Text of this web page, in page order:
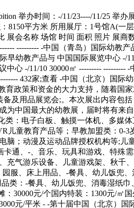
22100㎡ --------- --------- （取消）-中国（北京）国际幼教 中国国际展览中心 -/7/3 16820㎡ --------- --------- -中国（北京）国际早幼教产品与 中国国际展览中心 -/11/4 21730㎡ --------- 159家;查看 -中国（北京）国际幼教产品与服 中国国际展览中心 -/7/3